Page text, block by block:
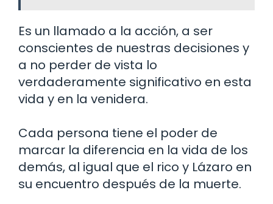
Es un llamado a la acción, a ser
conscientes de nuestras decisiones y
a no perder de vista lo
verdaderamente significativo en esta
vida y en la venidera.
Cada persona tiene el poder de
marcar la diferencia en la vida de los
demás, al igual que el rico y Lázaro en
su encuentro después de la muerte.